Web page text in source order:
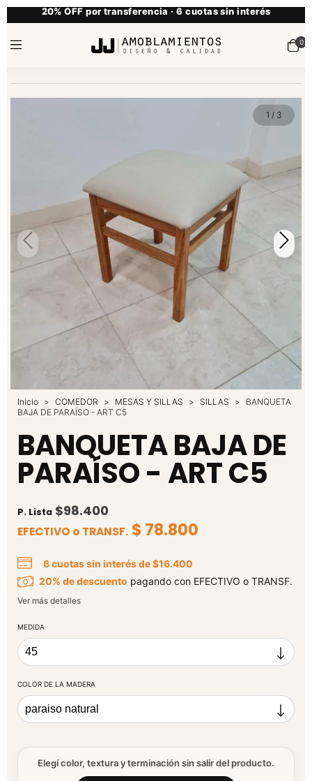
20% OFF por transferencia · 6 cuotas sin interés
0
1 / 3
Inicio > COMEDOR > MESAS Y SILLAS > SILLAS >
BANQUETA
BAJA DE PARAÍSO - ART C5
BANQUETA BAJA DE
PARAÍSO - ART C5
P. Lista $98.400
EFECTIVO o TRANSF. $ 78.800
6cuotas sin interés de$16.400
20% de descuento pagando con EFECTIVO o TRANSF.
Ver más detalles
MEDIDA
COLOR DE LA MADERA
Elegí color, textura y terminación sin salir del producto.